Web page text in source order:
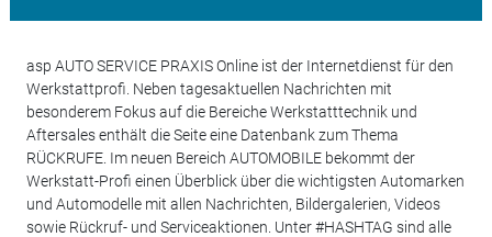
asp AUTO SERVICE PRAXIS Online ist der Internetdienst für den
Werkstattprofi. Neben tagesaktuellen Nachrichten mit
besonderem Fokus auf die Bereiche Werkstatttechnik und
Aftersales enthält die Seite eine Datenbank zum Thema
RÜCKRUFE. Im neuen Bereich AUTOMOBILE bekommt der
Werkstatt-Profi einen Überblick über die wichtigsten Automarken
und Automodelle mit allen Nachrichten, Bildergalerien, Videos
sowie Rückruf- und Serviceaktionen. Unter #HASHTAG sind alle